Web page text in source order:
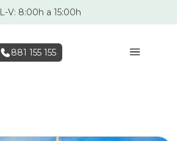
L-V: 8:00h a 15:00h
881 155 155